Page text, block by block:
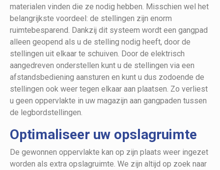
materialen vinden die ze nodig hebben. Misschien wel het
belangrijkste voordeel: de stellingen zijn enorm
ruimtebesparend. Dankzij dit systeem wordt een gangpad
alleen geopend als u de stelling nodig heeft, door de
stellingen uit elkaar te schuiven. Door de elektrisch
aangedreven onderstellen kunt u de stellingen via een
afstandsbediening aansturen en kunt u dus zodoende de
stellingen ook weer tegen elkaar aan plaatsen. Zo verliest
u geen oppervlakte in uw magazijn aan gangpaden tussen
de legbordstellingen.
Optimaliseer uw opslagruimte
De gewonnen oppervlakte kan op zijn plaats weer ingezet
worden als extra opslagruimte. We zijn altijd op zoek naar